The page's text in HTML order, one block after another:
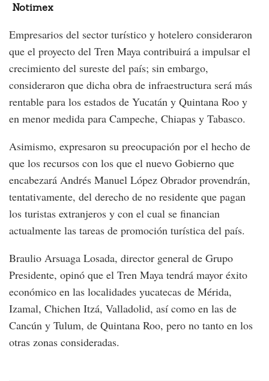
Notimex
Empresarios del sector turístico y hotelero consideraron
que el proyecto del Tren Maya contribuirá a impulsar el
crecimiento del sureste del país; sin embargo,
consideraron que dicha obra de infraestructura será más
rentable para los estados de Yucatán y Quintana Roo y
en menor medida para Campeche, Chiapas y Tabasco.
Asimismo, expresaron su preocupación por el hecho de
que los recursos con los que el nuevo Gobierno que
encabezará Andrés Manuel López Obrador provendrán,
tentativamente, del derecho de no residente que pagan
los turistas extranjeros y con el cual se financian
actualmente las tareas de promoción turística del país.
Braulio Arsuaga Losada, director general de Grupo
Presidente, opinó que el Tren Maya tendrá mayor éxito
económico en las localidades yucatecas de Mérida,
Izamal, Chichen Itzá, Valladolid, así como en las de
Cancún y Tulum, de Quintana Roo, pero no tanto en los
otras zonas consideradas.